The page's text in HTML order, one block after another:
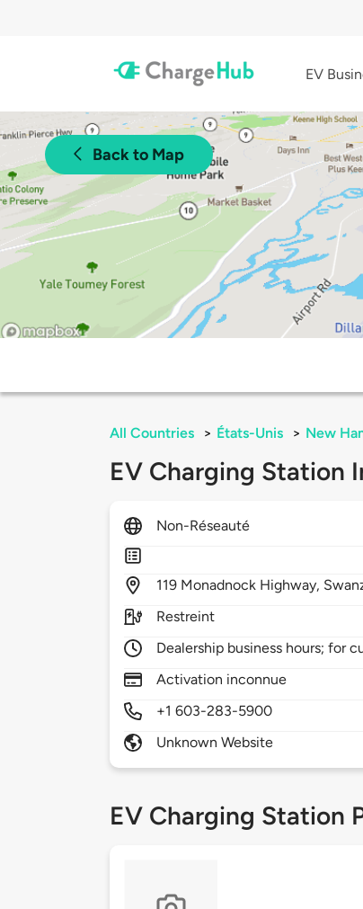
EV
Back to Map
All Countries > États-Unis > New
EV Charging Station
Non-Réseauté
119 Monadnock Highway,
Restreint
Dealership business hours; for
Activation inconnue
+1 603-283-5900
Unknown Website
EV Charging Station